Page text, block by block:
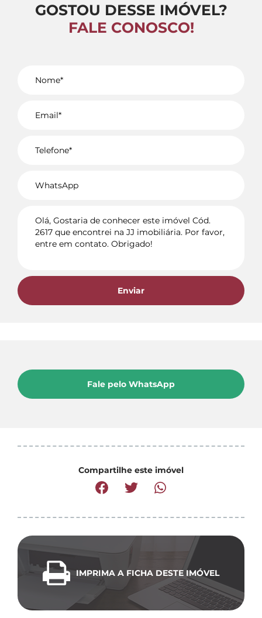
GOSTOU DESSE IMÓVEL?
FALE CONOSCO!
Enviar
Fale pelo WhatsApp
Compartilhe este imóvel
IMPRIMA A FICHA DESTE IMÓVEL